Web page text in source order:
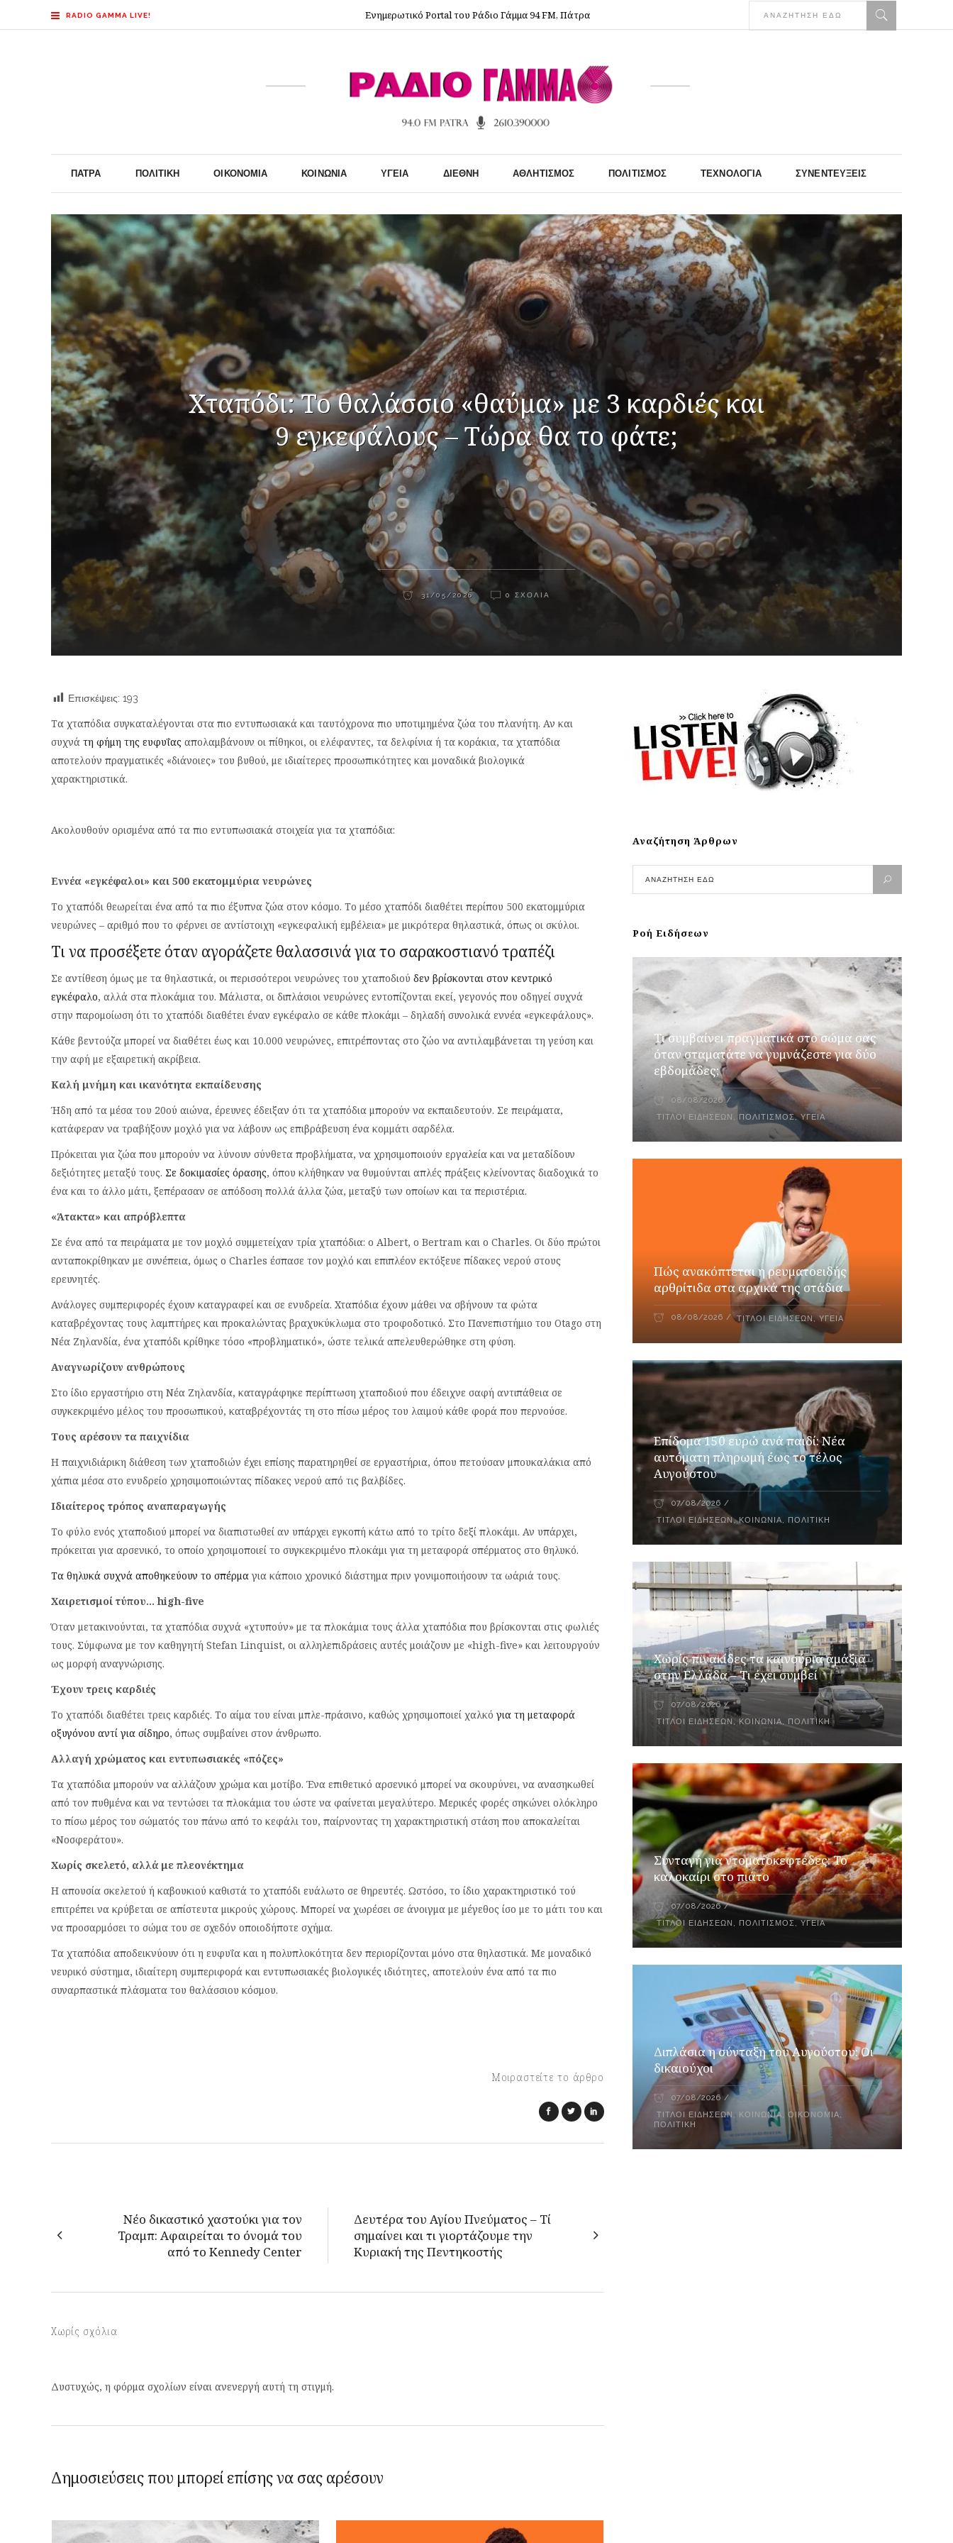
RADIO GAMMA LIVE! Ενημερωτικό Portal του Ράδιο Γάμμα 94 FM, Πάτρα
ΠΆΤΡΑ ΠΟΛΙΤΙΚΉ ΟΙΚΟΝΟΜΊΑ ΚΟΙΝΩΝΊΑ ΥΓΕΊΑ ΔΙΕΘΝΉ ΑΘΛΗΤΙΣΜΌΣ ΠΟΛΙΤΙΣΜΌΣ ΤΕΧΝΟΛΟΓΊΑ ΣΥΝΕΝΤΕΎΞΕΙΣ
Χταπόδι: Το θαλάσσιο «θαύμα» με 3 καρδιές και
9 εγκεφάλους – Τώρα θα το φάτε;
31/05/2026 0 ΣΧΌΛΙΑ
Επισκέψεις: 193
Τα χταπόδια συγκαταλέγονται στα πιο εντυπωσιακά και ταυτόχρονα πιο υποτιμημένα ζώα του πλανήτη. Αν και
συχνά τη φήμη της ευφυΐας απολαμβάνουν οι πίθηκοι, οι ελέφαντες, τα δελφίνια ή τα κοράκια, τα χταπόδια
αποτελούν πραγματικές «διάνοιες» του βυθού, με ιδιαίτερες προσωπικότητες και μοναδικά βιολογικά
χαρακτηριστικά.
Ακολουθούν ορισμένα από τα πιο εντυπωσιακά στοιχεία για τα χταπόδια:
Εννέα «εγκέφαλοι» και 500 εκατομμύρια νευρώνες
Το χταπόδι θεωρείται ένα από τα πιο έξυπνα ζώα στον κόσμο. Το μέσο χταπόδι διαθέτει περίπου 500 εκατομμύρια
νευρώνες – αριθμό που το φέρνει σε αντίστοιχη «εγκεφαλική εμβέλεια» με μικρότερα θηλαστικά, όπως οι σκύλοι.
Τι να προσέξετε όταν αγοράζετε θαλασσινά για το σαρακοστιανό τραπέζι
Σε αντίθεση όμως με τα θηλαστικά, οι περισσότεροι νευρώνες του χταποδιού δεν βρίσκονται στον κεντρικό
εγκέφαλο, αλλά στα πλοκάμια του. Μάλιστα, οι διπλάσιοι νευρώνες εντοπίζονται εκεί, γεγονός που οδηγεί συχνά
στην παρομοίωση ότι το χταπόδι διαθέτει έναν εγκέφαλο σε κάθε πλοκάμι – δηλαδή συνολικά εννέα «εγκεφάλους».
Κάθε βεντούζα μπορεί να διαθέτει έως και 10.000 νευρώνες, επιτρέποντας στο ζώο να αντιλαμβάνεται τη γεύση και
την αφή με εξαιρετική ακρίβεια.
Καλή μνήμη και ικανότητα εκπαίδευσης
Ήδη από τα μέσα του 20ού αιώνα, έρευνες έδειξαν ότι τα χταπόδια μπορούν να εκπαιδευτούν. Σε πειράματα,
κατάφεραν να τραβήξουν μοχλό για να λάβουν ως επιβράβευση ένα κομμάτι σαρδέλα.
Πρόκειται για ζώα που μπορούν να λύνουν σύνθετα προβλήματα, να χρησιμοποιούν εργαλεία και να μεταδίδουν
δεξιότητες μεταξύ τους. Σε δοκιμασίες όρασης, όπου κλήθηκαν να θυμούνται απλές πράξεις κλείνοντας διαδοχικά το
ένα και το άλλο μάτι, ξεπέρασαν σε απόδοση πολλά άλλα ζώα, μεταξύ των οποίων και τα περιστέρια.
«Άτακτα» και απρόβλεπτα
Σε ένα από τα πειράματα με τον μοχλό συμμετείχαν τρία χταπόδια: ο Albert, ο Bertram και ο Charles. Οι δύο πρώτοι
ανταποκρίθηκαν με συνέπεια, όμως ο Charles έσπασε τον μοχλό και επιπλέον εκτόξευε πίδακες νερού στους
ερευνητές.
Ανάλογες συμπεριφορές έχουν καταγραφεί και σε ενυδρεία. Χταπόδια έχουν μάθει να σβήνουν τα φώτα
καταβρέχοντας τους λαμπτήρες και προκαλώντας βραχυκύκλωμα στο τροφοδοτικό. Στο Πανεπιστήμιο του Otago στη
Νέα Ζηλανδία, ένα χταπόδι κρίθηκε τόσο «προβληματικό», ώστε τελικά απελευθερώθηκε στη φύση.
Αναγνωρίζουν ανθρώπους
Στο ίδιο εργαστήριο στη Νέα Ζηλανδία, καταγράφηκε περίπτωση χταποδιού που έδειχνε σαφή αντιπάθεια σε
συγκεκριμένο μέλος του προσωπικού, καταβρέχοντάς τη στο πίσω μέρος του λαιμού κάθε φορά που περνούσε.
Τους αρέσουν τα παιχνίδια
Η παιχνιδιάρικη διάθεση των χταποδιών έχει επίσης παρατηρηθεί σε εργαστήρια, όπου πετούσαν μπουκαλάκια από
χάπια μέσα στο ενυδρείο χρησιμοποιώντας πίδακες νερού από τις βαλβίδες.
Ιδιαίτερος τρόπος αναπαραγωγής
Το φύλο ενός χταποδιού μπορεί να διαπιστωθεί αν υπάρχει εγκοπή κάτω από το τρίτο δεξί πλοκάμι. Αν υπάρχει,
πρόκειται για αρσενικό, το οποίο χρησιμοποιεί το συγκεκριμένο πλοκάμι για τη μεταφορά σπέρματος στο θηλυκό.
Τα θηλυκά συχνά αποθηκεύουν το σπέρμαγια κάποιο χρονικό διάστημα πριν γονιμοποιήσουν τα ωάριά τους.
Χαιρετισμοί τύπου… high-five
Όταν μετακινούνται, τα χταπόδια συχνά «χτυπούν» με τα πλοκάμια τους άλλα χταπόδια που βρίσκονται στις φωλιές
τους. Σύμφωνα με τον καθηγητή Stefan Linquist, οι αλληλεπιδράσεις αυτές μοιάζουν με «high-five» και λειτουργούν
ως μορφή αναγνώρισης.
Έχουν τρεις καρδιές
Το χταπόδι διαθέτει τρεις καρδιές. Το αίμα του είναι μπλε-πράσινο, καθώς χρησιμοποιεί χαλκόγια τη μεταφορά
οξυγόνου αντί για σίδηρο, όπως συμβαίνει στον άνθρωπο.
Αλλαγή χρώματος και εντυπωσιακές «πόζες»
Τα χταπόδια μπορούν να αλλάζουν χρώμα και μοτίβο. Ένα επιθετικό αρσενικό μπορεί να σκουρύνει, να ανασηκωθεί
από τον πυθμένα και να τεντώσει τα πλοκάμια του ώστε να φαίνεται μεγαλύτερο. Μερικές φορές σηκώνει ολόκληρο
το πίσω μέρος του σώματός του πάνω από το κεφάλι του, παίρνοντας τη χαρακτηριστική στάση που αποκαλείται
«Νοσφεράτου».
Χωρίς σκελετό, αλλά με πλεονέκτημα
Η απουσία σκελετού ή καβουκιού καθιστά το χταπόδι ευάλωτο σε θηρευτές. Ωστόσο, το ίδιο χαρακτηριστικό τού
επιτρέπει να κρύβεται σε απίστευτα μικρούς χώρους. Μπορεί να χωρέσει σε άνοιγμα με μέγεθος ίσο με το μάτι του και
να προσαρμόσει το σώμα του σε σχεδόν οποιοδήποτε σχήμα.
Τα χταπόδια αποδεικνύουν ότι η ευφυΐα και η πολυπλοκότητα δεν περιορίζονται μόνο στα θηλαστικά. Με μοναδικό
νευρικό σύστημα, ιδιαίτερη συμπεριφορά και εντυπωσιακές βιολογικές ιδιότητες, αποτελούν ένα από τα πιο
συναρπαστικά πλάσματα του θαλάσσιου κόσμου.
Μοιραστείτε το άρθρο
Νέο δικαστικό χαστούκι για τον
Τραμπ: Αφαιρείται το όνομά του
από το Kennedy Center
Δευτέρα του Αγίου Πνεύματος – Τί
σημαίνει και τι γιορτάζουμε την
Κυριακή της Πεντηκοστής
Χωρίς σχόλια
Δυστυχώς, η φόρμα σχολίων είναι ανενεργή αυτή τη στιγμή.
Δημοσιεύσεις που μπορεί επίσης να σας αρέσουν
Αναζήτηση Άρθρων
Ροή Ειδήσεων
Τι συμβαίνει πραγματικά στο σώμα σας
όταν σταματάτε να γυμνάζεστε για δύο
εβδομάδες;
08/08/2026
ΤΊΤΛΟΙ ΕΙΔΉΣΕΩΝ , ΠΟΛΙΤΙΣΜΌΣ,ΥΓΕΊΑ
Πώς ανακόπτεται η ρευματοειδής
αρθρίτιδα στα αρχικά της στάδια
08/08/2026 ΤΊΤΛΟΙ ΕΙΔΉΣΕΩΝ,ΥΓΕΊΑ
Επίδομα 150 ευρώ ανά παιδί: Νέα
αυτόματη πληρωμή έως το τέλος
Αυγούστου
07/08/2026
ΤΊΤΛΟΙ ΕΙΔΉΣΕΩΝ,ΚΟΙΝΩΝΊΑ, ΠΟΛΙΤΙΚΉ
Χωρίς πινακίδες τα καινούρια αμάξια
στην Ελλάδα – Τι έχει συμβεί
07/08/2026
ΤΊΤΛΟΙ ΕΙΔΉΣΕΩΝ , ΚΟΙΝΩΝΊΑ, ΠΟΛΙΤΙΚΉ
Συνταγή για ντοματοκεφτέδες: Το
καλοκαίρι στο πιάτο
07/08/2026
ΤΊΤΛΟΙ ΕΙΔΉΣΕΩΝ , ΠΟΛΙΤΙΣΜΌΣ,ΥΓΕΊΑ
Διπλάσια η σύνταξη του Αυγούστου: Οι
δικαιούχοι
07/08/2026
ΤΊΤΛΟΙ ΕΙΔΉΣΕΩΝ , ΚΟΙΝΩΝΊΑ,ΟΙΚΟΝΟΜΊΑ,
ΠΟΛΙΤΙΚΉ